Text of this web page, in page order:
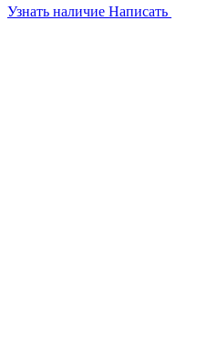
Узнать наличие Написать